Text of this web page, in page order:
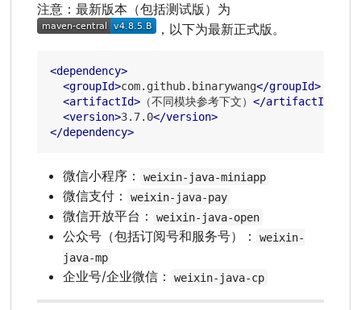
注意：最新版本（包括测试版）为
，以下为最新正式版。
<dependency>
<groupId>com.github.binarywang</groupId>
<artifactId> （不同模块参考下文） </artifactId
<version>3.7.0</version>
</dependency>
微信小程序： weixin-java-miniapp
微信支付： weixin-java-pay
微信开放平台： weixin-java-open
公众号（包括订阅号和服务号）：
weixin-
java-mp
企业号/企业微信： weixin-java-cp